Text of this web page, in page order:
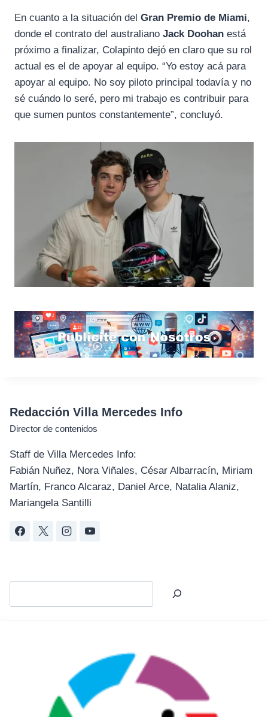
En cuanto a la situación del Gran Premio de Miami,
donde el contrato del australiano Jack Doohan está
próximo a finalizar, Colapinto dejó en claro que su rol
actual es el de apoyar al equipo. “Yo estoy acá para
apoyar al equipo. No soy piloto principal todavía y no
sé cuándo lo seré, pero mi trabajo es contribuir para
que sumen puntos constantemente”, concluyó.
Redacción Villa Mercedes Info
Director de contenidos
Staff de Villa Mercedes Info:
Fabián Nuñez, Nora Viñales, César Albarracín, Miriam
Martín, Franco Alcaraz, Daniel Arce, Natalia Alaniz,
Mariangela Santilli